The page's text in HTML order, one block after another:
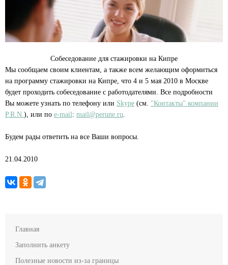
Собеседование для стажировки на Кипре
Мы сообщаем своим клиентам, а также всем желающим оформиться
на программу стажировки на Кипре, что 4 и 5 мая 2010 в Москве
будет проходить собеседование с работодателями. Все подробности
Вы можете узнать по телефону или Skype (см. "Контакты" компании
P.R.N. ), или по e-mail : mail@perune.ru
Будем рады ответить на все Ваши вопросы.
21.04.2010
Главная
Заполнить анкету
Полезные новости из-за границы